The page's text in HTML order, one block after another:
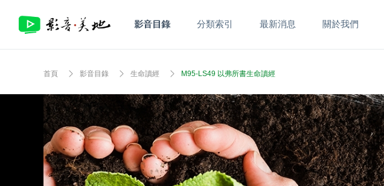
影音目錄 分類索引 最新消息 關於我們
首頁 影音目錄 生命讀經 M95-LS49 以弗所書生命讀經